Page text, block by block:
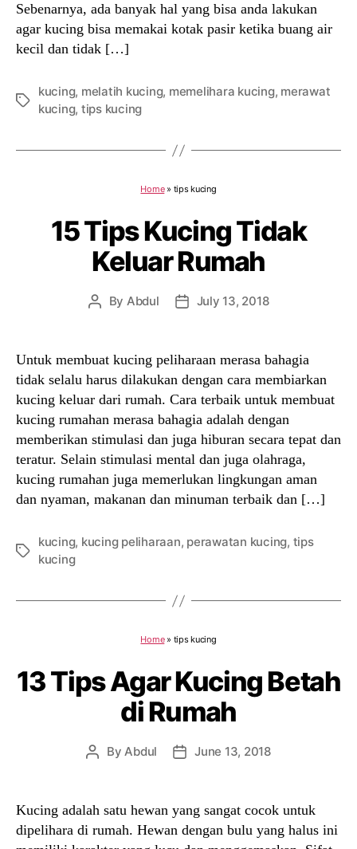
Sebenarnya, ada banyak hal yang bisa anda lakukan
agar kucing bisa memakai kotak pasir ketika buang air
kecil dan tidak […]
Tags
kucing, melatih kucing, memelihara kucing, merawat
kucing, tips kucing
Home» tips kucing
15 Tips Kucing Tidak
Keluar Rumah
Post
By Abdul
PostJuly 13, 2018
Untuk membuat kucing peliharaan merasa bahagia
tidak selalu harus dilakukan dengan cara membiarkan
kucing keluar dari rumah. Cara terbaik untuk membuat
kucing rumahan merasa bahagia adalah dengan
memberikan stimulasi dan juga hiburan secara tepat dan
teratur. Selain stimulasi mental dan juga olahraga,
kucing rumahan juga memerlukan lingkungan aman
dan nyaman, makanan dan minuman terbaik dan […]
Tags
kucing, kucing peliharaan, perawatan kucing, tips
kucing
Home» tips kucing
13 Tips Agar Kucing Betah
di Rumah
PostByAbdul
PostJune 13, 2018
Kucing adalah satu hewan yang sangat cocok untuk
dipelihara di rumah. Hewan dengan bulu yang halus ini